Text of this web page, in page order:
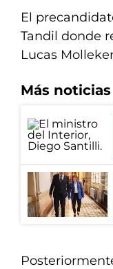
El
Tandil donde
Lucas
Más noticias